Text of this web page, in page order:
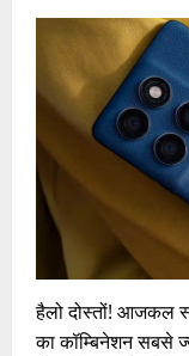
हैलो दोस्तों! आजकल
का कॉम्बिनेशन सबसे